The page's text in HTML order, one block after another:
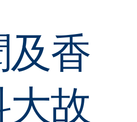
香
故